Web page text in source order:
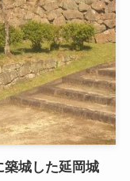
築城した延岡城